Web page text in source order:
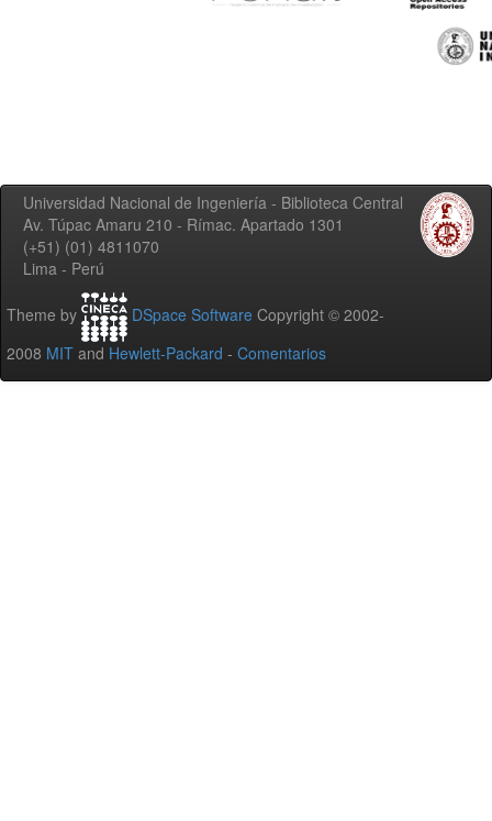
Universidad Nacional de Ingeniería - Biblioteca Central
Av. Túpac Amaru 210 - Rímac. Apartado 1301
(+51) (01) 4811070
Lima - Perú
Theme by DSpace Software Copyright © 2002-
2008 MIT and Hewlett-Packard - Comentarios